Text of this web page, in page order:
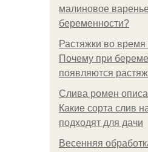
малиновое
беременности?
Растяжки во
Почему при
появляются
Слива ромен
Какие сорта слив
подходят для дачи
Весенняя